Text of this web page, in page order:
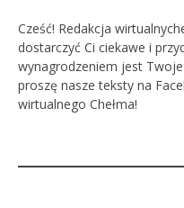
Cześć! Redakcja
dostarczyć Ci ciekawe i
wynagrodzeniem jest
proszę nasze teksty na
wirtualnego Chełma!